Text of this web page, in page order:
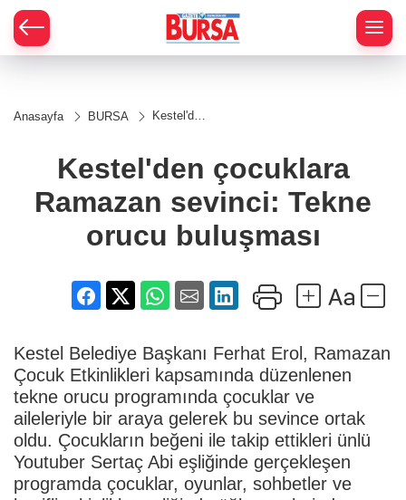
Anasayfa BURSA
Kestel'den
sevinci:
Tekne
buluşması
Kestel'den çocuklara
Ramazan sevinci: Tekne
orucu buluşması
Kestel Belediye Başkanı Ferhat Erol, Ramazan
Çocuk Etkinlikleri kapsamında düzenlenen
tekne orucu programında çocuklar ve
aileleriyle bir araya gelerek bu sevince ortak
oldu. Çocukların beğeni ile takip ettikleri ünlü
Youtuber Sertaç Abi eşliğinde gerçekleşen
programda çocuklar, oyunlar, sohbetler ve